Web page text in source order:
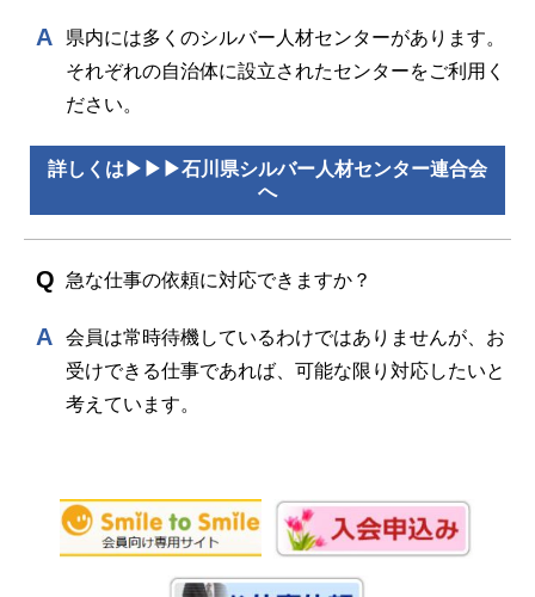
県内には多くのシルバー人材センターがあります。
それぞれの自治体に設立されたセンターをご利用く
ださい。
詳しくは▶▶▶石川県シルバー人材センター連合会
へ
急な仕事の依頼に対応できますか？
会員は常時待機しているわけではありませんが、お
受けできる仕事であれば、可能な限り対応したいと
考えています。